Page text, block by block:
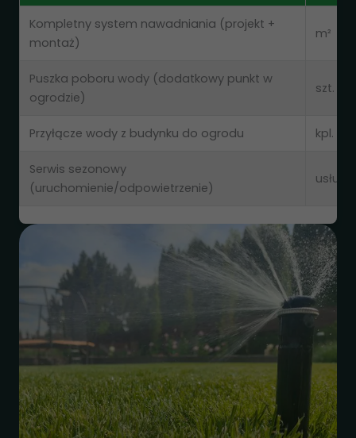
Kompletny system nawadniania (projekt +
montaż)
m²
Puszka poboru wody (dodatkowy punkt w
ogrodzie)
szt.
Przyłącze wody z budynku do ogrodu kpl.
Serwis sezonowy
(uruchomienie/odpowietrzenie)
usługa